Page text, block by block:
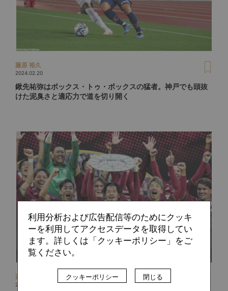
藤原 裕久
2024.02.20
鍬先祐弥はボックス・トゥ・ボックスの猛者。神戸でも頭抜
けた泥臭さと適応力で道を切り開く
西部 謙司
2023.12.13
利用分析および広告配信等のためにクッキ
ーを利用してアクセスデータを取得してい
ます。詳しくは「クッキーポリシー」をご
覧ください。
クッキーポリシー 閉じる